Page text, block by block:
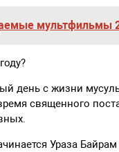
мультфильмы
день с жизни
священного
Ураза